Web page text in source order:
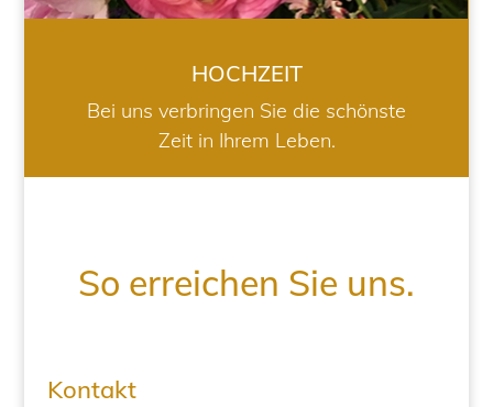
HOCHZEIT
Bei uns verbringen Sie die schönste
Zeit in Ihrem Leben.
So erreichen Sie uns.
Kontakt